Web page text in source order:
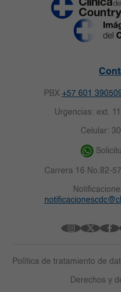
PBX +57 601
Urgencias: ext.
Celular:
Carrera 16 No.82-
Política de tratamiento de
Derechos y